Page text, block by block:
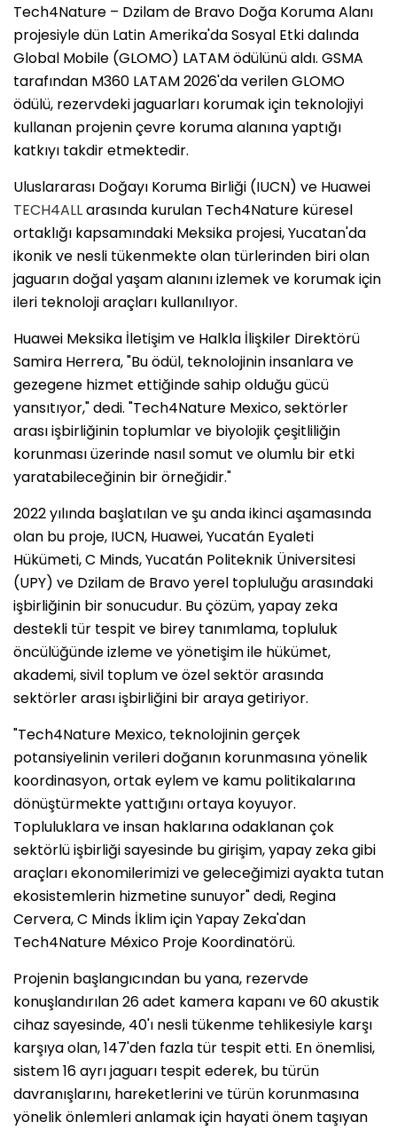
Tech4Nature – Dzilam de Bravo Doğa Koruma Alanı
projesiyle dün Latin Amerika'da Sosyal Etki dalında
Global Mobile (GLOMO) LATAM ödülünü aldı. GSMA
tarafından M360 LATAM 2026'da verilen GLOMO
ödülü, rezervdeki jaguarları korumak için teknolojiyi
kullanan projenin çevre koruma alanına yaptığı
katkıyı takdir etmektedir.
Uluslararası Doğayı Koruma Birliği (IUCN) ve Huawei
TECH4ALLarasında kurulan Tech4Nature küresel
ortaklığı kapsamındaki Meksika projesi, Yucatan'da
ikonik ve nesli tükenmekte olan türlerinden biri olan
jaguarın doğal yaşam alanını izlemek ve korumak için
ileri teknoloji araçları kullanılıyor.
Huawei Meksika İletişim ve Halkla İlişkiler Direktörü
Samira Herrera, "Bu ödül, teknolojinin insanlara ve
gezegene hizmet ettiğinde sahip olduğu gücü
yansıtıyor," dedi. "Tech4Nature Mexico, sektörler
arası işbirliğinin toplumlar ve biyolojik çeşitliliğin
korunması üzerinde nasıl somut ve olumlu bir etki
yaratabileceğinin bir örneğidir."
2022 yılında başlatılan ve şu anda ikinci aşamasında
olan bu proje, IUCN, Huawei, Yucatán Eyaleti
Hükümeti, C Minds, Yucatán Politeknik Üniversitesi
(UPY) ve Dzilam de Bravo yerel topluluğu arasındaki
işbirliğinin bir sonucudur. Bu çözüm, yapay zeka
destekli tür tespit ve birey tanımlama, topluluk
öncülüğünde izleme ve yönetişim ile hükümet,
akademi, sivil toplum ve özel sektör arasında
sektörler arası işbirliğini bir araya getiriyor.
"Tech4Nature Mexico, teknolojinin gerçek
potansiyelinin verileri doğanın korunmasına yönelik
koordinasyon, ortak eylem ve kamu politikalarına
dönüştürmekte yattığını ortaya koyuyor.
Topluluklara ve insan haklarına odaklanan çok
sektörlü işbirliği sayesinde bu girişim, yapay zeka gibi
araçları ekonomilerimizi ve geleceğimizi ayakta tutan
ekosistemlerin hizmetine sunuyor" dedi, Regina
Cervera, C Minds İklim için Yapay Zeka'dan
Tech4Nature México Proje Koordinatörü.
Projenin başlangıcından bu yana, rezervde
konuşlandırılan 26 adet kamera kapanı ve 60 akustik
cihaz sayesinde, 40'ı nesli tükenme tehlikesiyle karşı
karşıya olan, 147'den fazla tür tespit etti. En önemlisi,
sistem 16 ayrı jaguarı tespit ederek, bu türün
davranışlarını, hareketlerini ve türün korunmasına
yönelik önlemleri anlamak için hayati önem taşıyan